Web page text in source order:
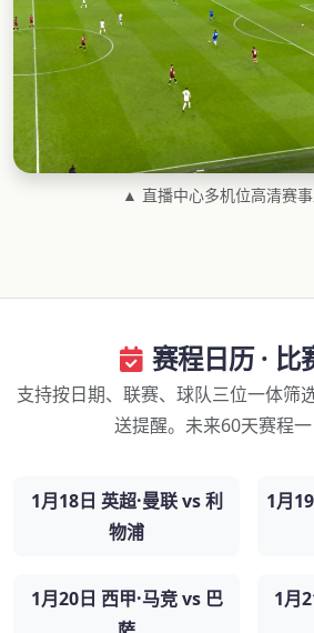
▲ 直播中心多机位高清赛
赛程日历 · 比
支持按日期、联赛、球队三位一体筛
送提醒。未来60天赛程一
1月18日 英超·曼联 vs 利
物浦
1月
1月20日 西甲·马竞 vs 巴
1月